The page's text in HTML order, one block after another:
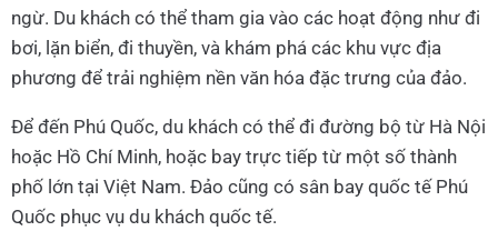
ngừ. Du khách có thể tham gia vào các hoạt động như đi
bơi, lặn biển, đi thuyền, và khám phá các khu vực địa
phương để trải nghiệm nền văn hóa đặc trưng của đảo.
Để đến Phú Quốc, du khách có thể đi đường bộ từ Hà Nội
hoặc Hồ Chí Minh, hoặc bay trực tiếp từ một số thành
phố lớn tại Việt Nam. Đảo cũng có sân bay quốc tế Phú
Quốc phục vụ du khách quốc tế.